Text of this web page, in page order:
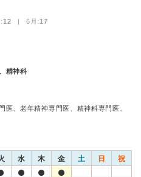
12 | 6月:17
精神科
医、老年精神専門医、精神科専門医、
水 木 金 土 日 祝